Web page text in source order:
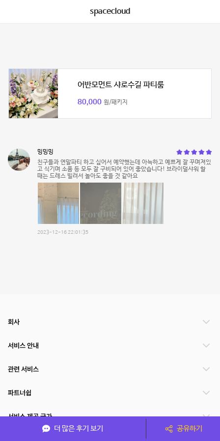
spacecloud
어반모먼트 샤로수길 파티룸
80,000 원/패키지
밍밍밍
친구들과 연말파티 하고 싶어서 예약했는데 아늑하고 예쁘게 잘 꾸며져있
고 식기며 소품 등 모두 잘 구비되어 있어 좋았습니다! 브라이덜샤워 할
때는 드레스 빌려서 놀아도 좋을 것 같아요
2023-12-16 22:01:35
더 많은 후기 보기 공유하기
회사
서비스 안내
관련 서비스
파트너쉽
서비스 제공 국가